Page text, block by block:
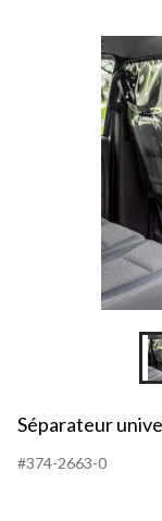
Séparateur
#374-2663-0